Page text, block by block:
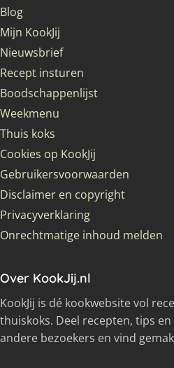
Blog
Mijn KookJij
Nieuwsbrief
Recept insturen
Boodschappenlijst
Weekmenu
Thuis koks
Cookies op KookJij
Gebruikersvoorwaarden
Disclaimer en copyright
Privacyverklaring
Onrechtmatige inhoud melden
Over KookJij.nl
KookJij is dé kookwebsite vol
thuiskoks. Deel recepten, tips
andere bezoekers en vind